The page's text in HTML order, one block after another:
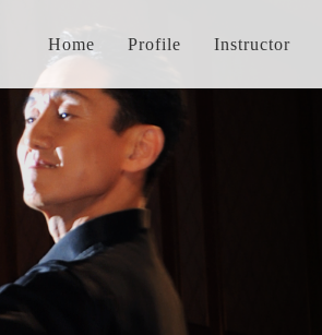
Home Profile Instructor